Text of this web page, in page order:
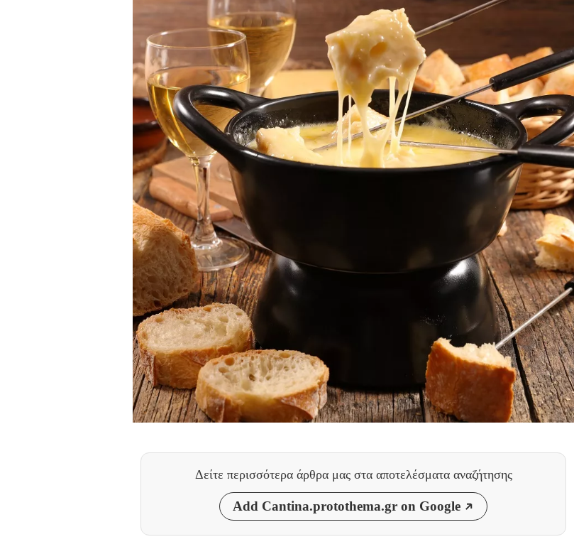
Δείτε περισσότερα άρθρα μας στα αποτελέσματα αναζήτησης
Add Cantina.protothema.gr on Google